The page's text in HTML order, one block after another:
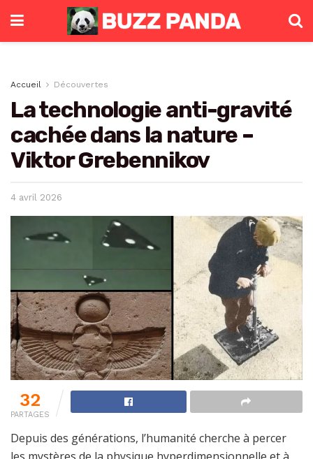
Accueil Découvertes
La technologie anti-gravité
cachée dans la nature –
Viktor Grebennikov
4 avril 2026
32
PARTAGES
Depuis des générations, l’humanité cherche à percer